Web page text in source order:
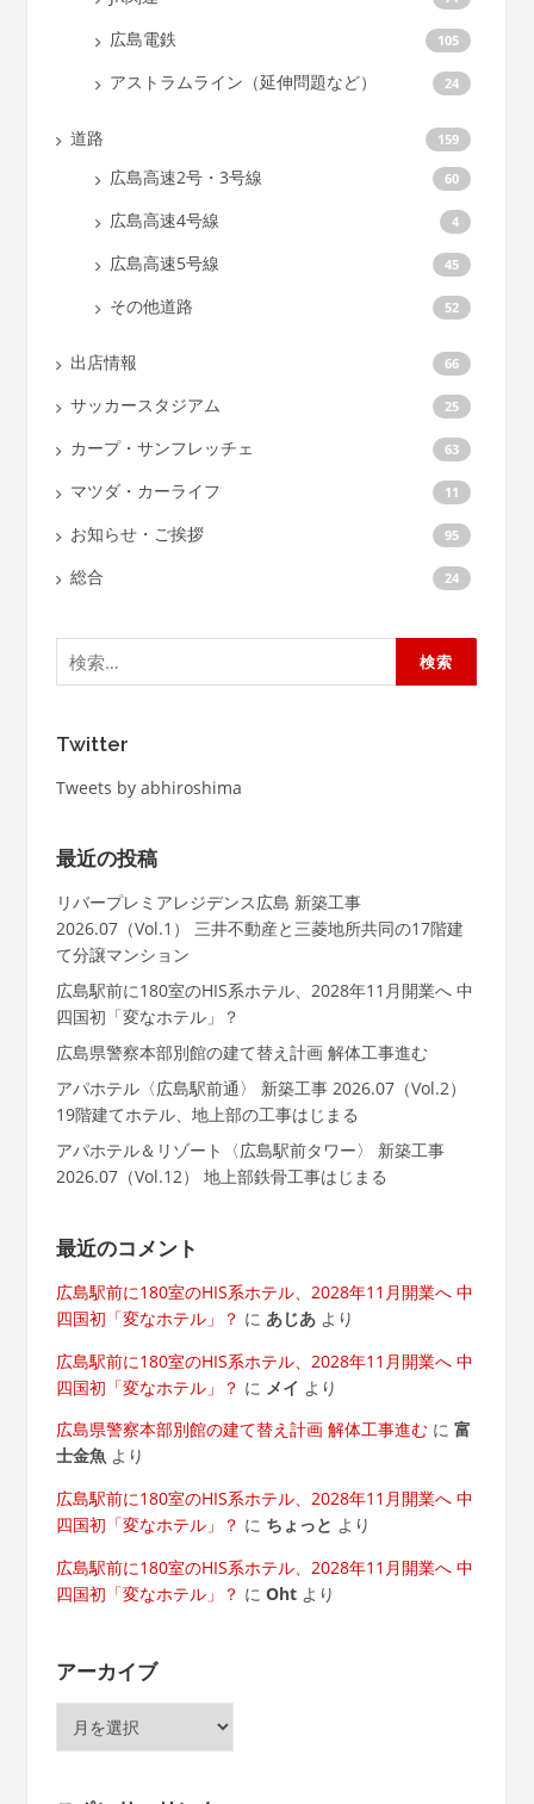
広島電鉄 105
アストラムライン（延伸問題など） 24
道路 159
広島高速2号・3号線 60
広島高速4号線 4
広島高速5号線 45
その他道路 52
出店情報 66
サッカースタジアム 25
カープ・サンフレッチェ 63
マツダ・カーライフ 11
お知らせ・ご挨拶 95
総合 24
検
索:
Twitter
Tweets by abhiroshima
最近の投稿
リバープレミアレジデンス広島 新築工事
2026.07（Vol.1） 三井不動産と三菱地所共同の17階建
て分譲マンション
広島駅前に180室のHIS系ホテル、2028年11月開業へ 中
四国初「変なホテル」？
広島県警察本部別館の建て替え計画 解体工事進む
アパホテル〈広島駅前通〉 新築工事 2026.07（Vol.2）
19階建てホテル、地上部の工事はじまる
アパホテル＆リゾート〈広島駅前タワー〉 新築工事
2026.07（Vol.12） 地上部鉄骨工事はじまる
最近のコメント
広島駅前に180室のHIS系ホテル、2028年11月開業へ 中
四国初「変なホテル」？ に あじあより
広島駅前に180室のHIS系ホテル、2028年11月開業へ 中
四国初「変なホテル」？ に メイ より
広島県警察本部別館の建て替え計画 解体工事進むに 富
士金魚より
広島駅前に180室のHIS系ホテル、2028年11月開業へ 中
四国初「変なホテル」？ に ちょっと より
広島駅前に180室のHIS系ホテル、2028年11月開業へ 中
四国初「変なホテル」？ に Ohtより
アーカイブ